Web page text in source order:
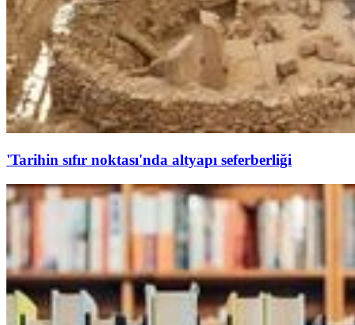
'Tarihin sıfır noktası'nda altyapı seferberliği